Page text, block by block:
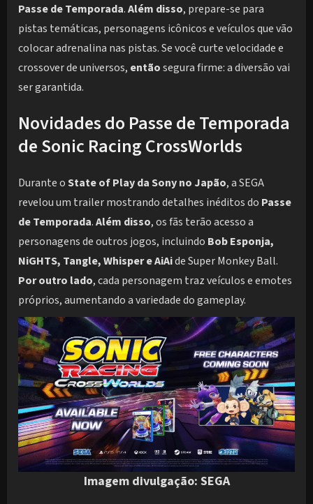
Passe de Temporada.Além disso, prepare-se para
pistas temáticas, personagens icônicos e veículos que vão
colocar adrenalina nas pistas. Se você curte velocidade e
crossover de universos, entãosegura firme: a diversão vai
ser garantida.
Novidades do Passe de Temporada
de Sonic Racing CrossWorlds
Durante oState of Play da Sony no Japão, a SEGA
revelou um trailer mostrando detalhes inéditos do Passe
de Temporada.Além disso, os fãs terão acesso a
personagens de outros jogos, incluindo Bob Esponja,
NiGHTS, Tangle, Whisper e AiAide Super Monkey Ball.
Por outro lado, cada personagem traz veículos e emotes
próprios, aumentando a variedade do gameplay.
Imagem divulgação: SEGA